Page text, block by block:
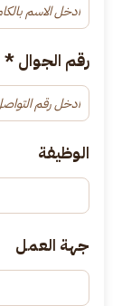
رقم الجوال*
الوظيفة
جهة العمل